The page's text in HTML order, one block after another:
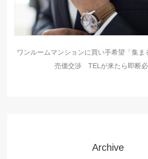
ワンルームマンションに買い手希望「集
売価交渉 TELが来たら即断必
Archive